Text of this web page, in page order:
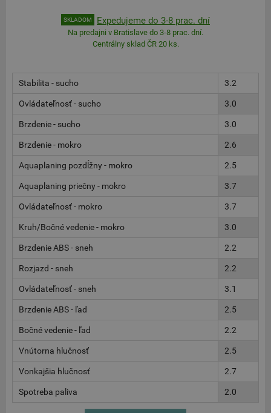
SKLADOM Expedujeme do 3-8 prac. dní
Na predajni v Bratislave do 3-8 prac. dní.
Centrálny sklad ČR 20 ks.
Stabilita - sucho 3.2
Ovládateľnosť - sucho 3.0
Brzdenie - sucho 3.0
Brzdenie - mokro 2.6
Aquaplaning pozdĺžny - mokro 2.5
Aquaplaning priečny - mokro 3.7
Ovládateľnosť - mokro 3.7
Kruh/Bočné vedenie - mokro 3.0
Brzdenie ABS - sneh 2.2
Rozjazd - sneh 2.2
Ovládateľnosť - sneh 3.1
Brzdenie ABS - ľad 2.5
Bočné vedenie - ľad 2.2
Vnútorna hlučnosť 2.5
Vonkajšia hlučnosť 2.7
Spotreba paliva 2.0